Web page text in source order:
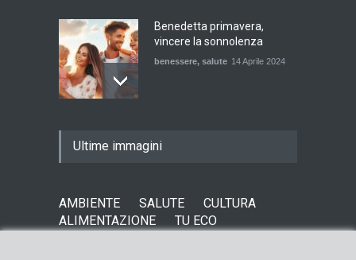
Benedetta primavera,
vincere la sonnolenza
benessere, salute 14 Aprile 2024
una vera amicizia
E tu hai paura del buio?
Ultime immagini
AMBIENTE SALUTE
CULTURA
ALIMENTAZIONE
TU ECO